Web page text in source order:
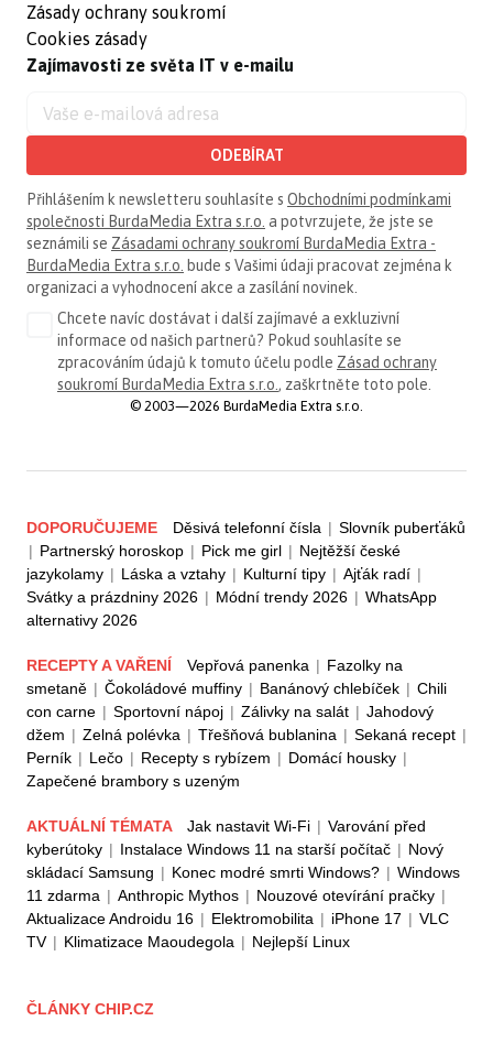
Zásady ochrany soukromí
Cookies zásady
Zajímavosti ze světa IT v e-mailu
ODEBÍRAT
Přihlášením k newsletteru souhlasíte s Obchodními podmínkami
společnosti BurdaMedia Extra s.r.o. a potvrzujete, že jste se
seznámili se Zásadami ochrany soukromí BurdaMedia Extra -
BurdaMedia Extra s.r.o. bude s Vašimi údaji pracovat zejména k
organizaci a vyhodnocení akce a zasílání novinek.
Chcete navíc dostávat i další zajímavé a exkluzivní
informace od našich partnerů? Pokud souhlasíte se
zpracováním údajů k tomuto účelu podle Zásad ochrany
soukromí BurdaMedia Extra s.r.o. , zaškrtněte toto pole.
© 2003—2026 BurdaMedia Extra s.r.o.
DOPORUČUJEME Děsivá telefonní čísla | Slovník puberťáků
| Partnerský horoskop | Pick me girl | Nejtěžší české
jazykolamy | Láska a vztahy | Kulturní tipy | Ajťák radí |
Svátky a prázdniny 2026 | Módní trendy 2026 | WhatsApp
alternativy 2026
RECEPTY A VAŘENÍ Vepřová panenka | Fazolky na
smetaně | Čokoládové muffiny | Banánový chlebíček | Chili
con carne | Sportovní nápoj | Zálivky na salát | Jahodový
džem | Zelná polévka | Třešňová bublanina | Sekaná recept |
Perník | Lečo | Recepty s rybízem | Domácí housky |
Zapečené brambory s uzeným
AKTUÁLNÍ TÉMATA Jak nastavit Wi-Fi | Varování před
kyberútoky | Instalace Windows 11 na starší počítač | Nový
skládací Samsung | Konec modré smrti Windows? | Windows
11 zdarma | Anthropic Mythos | Nouzové otevírání pračky |
Aktualizace Androidu 16 | Elektromobilita | iPhone 17 | VLC
TV | Klimatizace Maoudegola | Nejlepší Linux
ČLÁNKY CHIP.CZ